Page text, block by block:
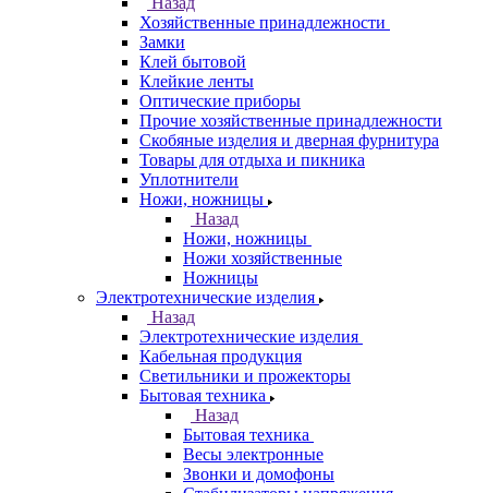
Хозяйственные принадлежности
Замки
Клей бытовой
Клейкие ленты
Оптические приборы
Прочие хозяйственные принадлежности
Скобяные изделия и дверная фурнитура
Товары для отдыха и пикника
Уплотнители
Ножи, ножницы
Назад
Ножи, ножницы
Ножи хозяйственные
Ножницы
Электротехнические изделия
Назад
Электротехнические изделия
Кабельная продукция
Светильники и прожекторы
Бытовая техника
Назад
Бытовая техника
Весы электронные
Звонки и домофоны